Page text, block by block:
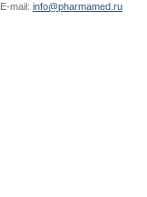
E-mail: info@pharmamed.ru